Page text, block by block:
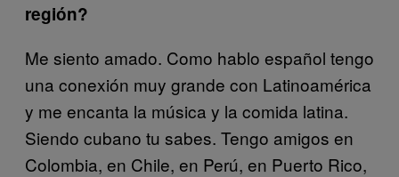
región?
Me siento amado. Como hablo español tengo
una conexión muy grande con Latinoamérica
y me encanta la música y la comida latina.
Siendo cubano tu sabes. Tengo amigos en
Colombia, en Chile, en Perú, en Puerto Rico,